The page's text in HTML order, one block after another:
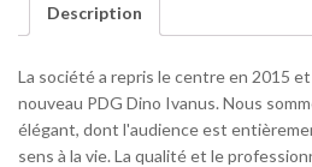
Vaucher
Description
La société a repris le centre en 2015
nouveau PDG Dino Ivanus. Nous
élégant, dont l'audience est
sens à la vie. La qualité et le